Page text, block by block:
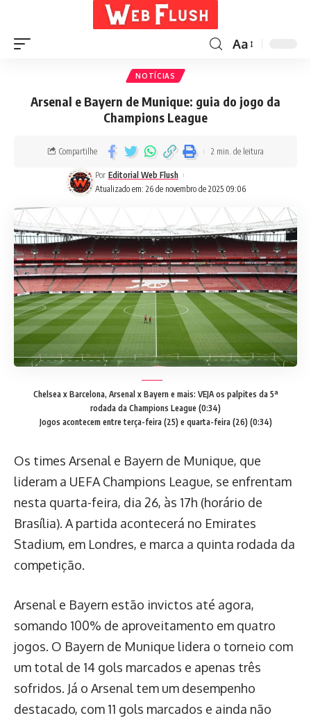
Aa
NOTÍCIAS
Arsenal e Bayern de Munique: guia do jogo da
Champions League
Atualizado em: 26 de novembro de 2025 09:06
Por Editorial Web Flush
Compartilhe 2 min. de leitura
Chelsea x Barcelona, Arsenal x Bayern e mais: VEJA os palpites da 5ª
rodada da Champions League (0:34)
Jogos acontecem entre terça-feira (25) e quarta-feira (26) (0:34)
Os times Arsenal e Bayern de Munique, que
lideram a UEFA Champions League, se enfrentam
nesta quarta-feira, dia 26, às 17h (horário de
Brasília). A partida acontecerá no Emirates
Stadium, em Londres, e marca a quinta rodada da
competição.
Arsenal e Bayern estão invictos até agora,
somando 100% de aproveitamento em quatro
jogos. O Bayern de Munique lidera o torneio com
um total de 14 gols marcados e apenas três
sofridos. Já o Arsenal tem um desempenho
destacado, com 11 gols marcados e ainda não